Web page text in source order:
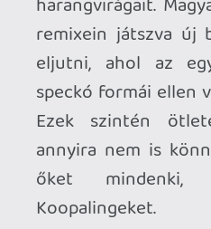
Egy szuper alapjáték, ami
és több lett, mint a korábbi
egy mechanikailag korrekt,
mély, de élvezeteiben
korlátozott új helyszín és
minijáték-gyűjtemény.
amire amúgy
szükségünk eddig sem volt.
készítők már a Wonder
összpontosítanak.
belegondolni, hogy